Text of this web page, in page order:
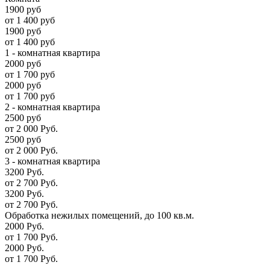
1900 руб
от 1 400 руб
1900 руб
от 1 400 руб
1 - комнатная квартира
2000 руб
от 1 700 руб
2000 руб
от 1 700 руб
2 - комнатная квартира
2500 руб
от 2 000 Руб.
2500 руб
от 2 000 Руб.
3 - комнатная квартира
3200 Руб.
от 2 700 Руб.
3200 Руб.
от 2 700 Руб.
Обработка нежилых помещений, до 100 кв.м.
2000 Руб.
от 1 700 Руб.
2000 Руб.
от 1 700 Руб.